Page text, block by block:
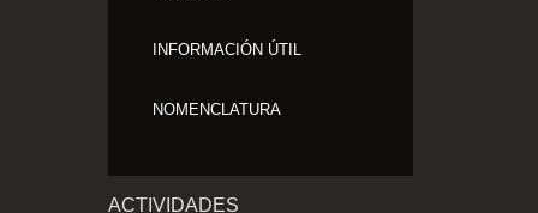
INFORMACIÓN ÚTIL
NOMENCLATURA
ACTIVIDADES